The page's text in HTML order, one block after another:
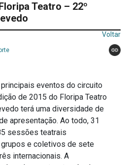
Teatro – 22º
Voltar
eventos do circuito
de 2015 do Floripa Teatro
terá uma diversidade de
apresentação. Ao todo, 31
sessões teatrais
e coletivos de sete
internacionais. A